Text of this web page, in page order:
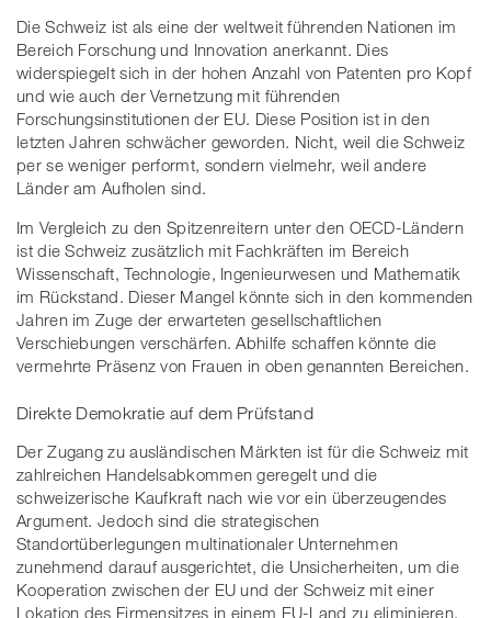
Die Schweiz ist als eine der weltweit führenden Nationen im
Bereich Forschung und Innovation anerkannt. Dies
widerspiegelt sich in der hohen Anzahl von Patenten pro Kopf
und wie auch der Vernetzung mit führenden
Forschungsinstitutionen der EU. Diese Position ist in den
letzten Jahren schwächer geworden. Nicht, weil die Schweiz
per se weniger performt, sondern vielmehr, weil andere
Länder am Aufholen sind.
Im Vergleich zu den Spitzenreitern unter den OECD-Ländern
ist die Schweiz zusätzlich mit Fachkräften im Bereich
Wissenschaft, Technologie, Ingenieurwesen und Mathematik
im Rückstand. Dieser Mangel könnte sich in den kommenden
Jahren im Zuge der erwarteten gesellschaftlichen
Verschiebungen verschärfen. Abhilfe schaffen könnte die
vermehrte Präsenz von Frauen in oben genannten Bereichen.
Direkte Demokratie auf dem Prüfstand
Der Zugang zu ausländischen Märkten ist für die Schweiz mit
zahlreichen Handelsabkommen geregelt und die
schweizerische Kaufkraft nach wie vor ein überzeugendes
Argument. Jedoch sind die strategischen
Standortüberlegungen multinationaler Unternehmen
zunehmend darauf ausgerichtet, die Unsicherheiten, um die
Kooperation zwischen der EU und der Schweiz mit einer
Lokation des Firmensitzes in einem EU-Land zu eliminieren.